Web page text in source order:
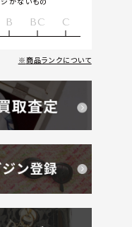
B BC C
商品ランクについて